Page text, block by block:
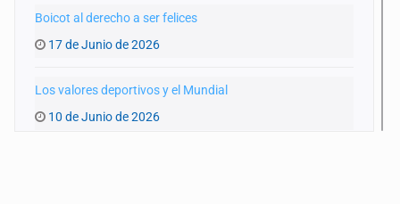
Boicot al derecho a ser felices
17 de Junio de 2026
Los valores deportivos y el Mundial
10 de Junio de 2026